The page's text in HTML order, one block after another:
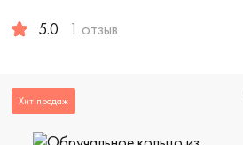
5.0 1 отзыв
Хит продаж